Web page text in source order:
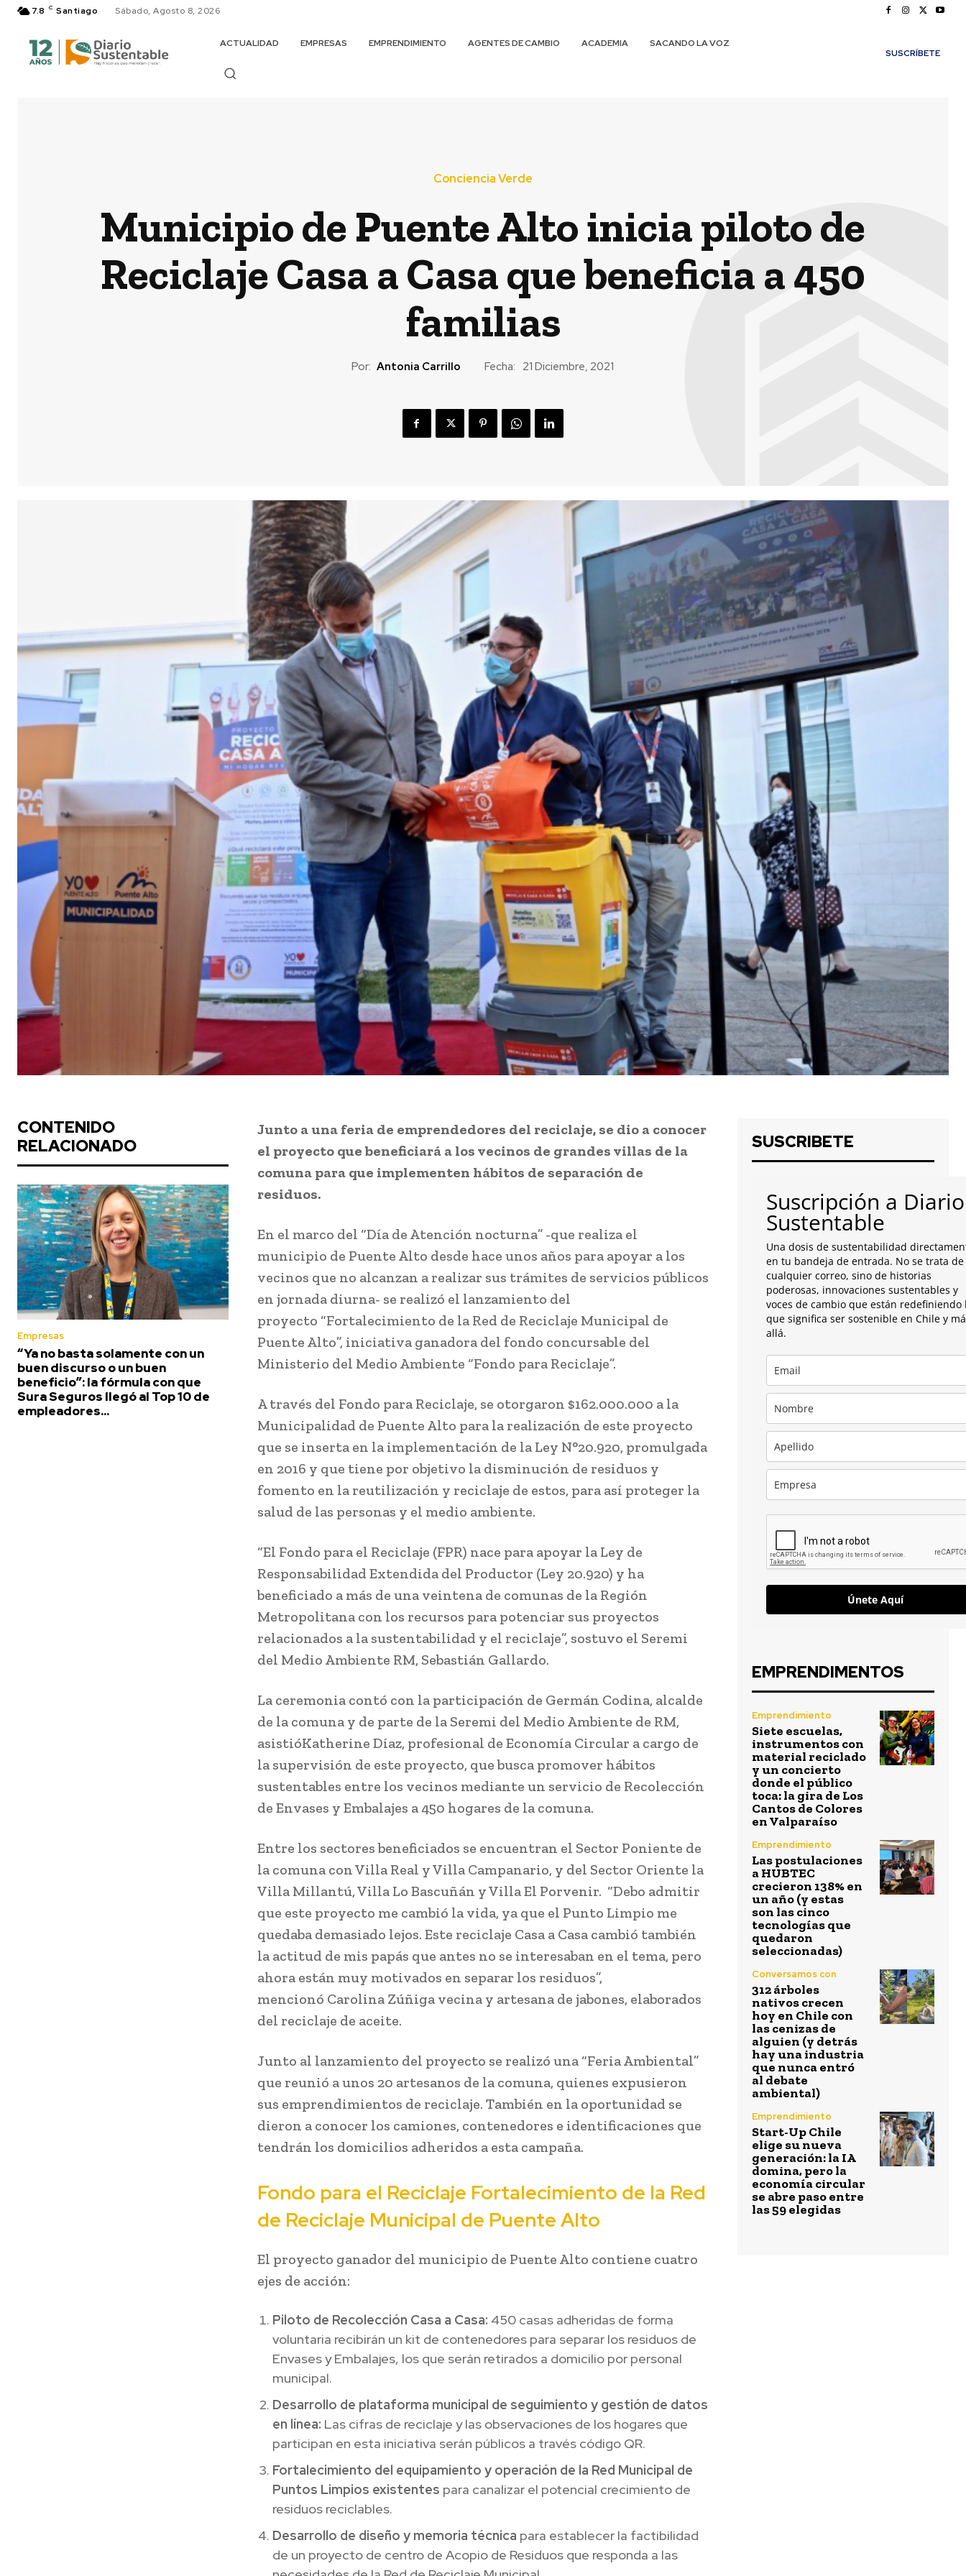
7.8 C Santiago Sábado, Agosto 8, 2026
ACTUALIDAD EMPRESAS EMPRENDIMIENTO AGENTES DE CAMBIO ACADEMIA
SACANDO LA VOZ
SUSCRÍBETE
Conciencia Verde
Municipio de Puente Alto inicia piloto de
Reciclaje Casa a Casa que beneficia a 450
familias
Por: Antonia Carrillo Fecha: 21 Diciembre, 2021
CONTENIDO
RELACIONADO
Empresas
“Ya no basta solamente con un
buen discurso o un buen
beneficio”: la fórmula con que
Sura Seguros llegó al Top 10 de
empleadores...
Junto a una feria de emprendedores del reciclaje, se dio a conocer
el proyecto que beneficiará a los vecinos de grandes villas de la
comuna para que implementen hábitos de separación de
residuos.
En el marco del “Día de Atención nocturna” -que realiza el
municipio de Puente Alto desde hace unos años para apoyar a los
vecinos que no alcanzan a realizar sus trámites de servicios públicos
en jornada diurna- se realizó el lanzamiento del
proyecto “Fortalecimiento de la Red de Reciclaje Municipal de
Puente Alto”, iniciativa ganadora del fondo concursable del
Ministerio del Medio Ambiente “Fondo para Reciclaje”.
A través del Fondo para Reciclaje, se otorgaron $162.000.000 a la
Municipalidad de Puente Alto para la realización de este proyecto
que se inserta en la implementación de la Ley N°20.920, promulgada
en 2016 y que tiene por objetivo la disminución de residuos y
fomento en la reutilización y reciclaje de estos, para así proteger la
salud de las personas y el medio ambiente.
“El Fondo para el Reciclaje (FPR) nace para apoyar la Ley de
Responsabilidad Extendida del Productor (Ley 20.920) y ha
beneficiado a más de una veintena de comunas de la Región
Metropolitana con los recursos para potenciar sus proyectos
relacionados a la sustentabilidad y el reciclaje”, sostuvo el Seremi
del Medio Ambiente RM, Sebastián Gallardo.
La ceremonia contó con la participación de Germán Codina, alcalde
de la comuna y de parte de la Seremi del Medio Ambiente de RM,
asistióKatherine Díaz, profesional de Economía Circular a cargo de
la supervisión de este proyecto, que busca promover hábitos
sustentables entre los vecinos mediante un servicio de Recolección
de Envases y Embalajes a 450 hogares de la comuna.
Entre los sectores beneficiados se encuentran el Sector Poniente de
la comuna con Villa Real y Villa Campanario, y del Sector Oriente la
Villa Millantú, Villa Lo Bascuñán y Villa El Porvenir. “Debo admitir
que este proyecto me cambió la vida, ya que el Punto Limpio me
quedaba demasiado lejos. Este reciclaje Casa a Casa cambió también
la actitud de mis papás que antes no se interesaban en el tema, pero
ahora están muy motivados en separar los residuos”,
mencionó Carolina Zúñiga vecina y artesana de jabones, elaborados
del reciclaje de aceite.
Junto al lanzamiento del proyecto se realizó una “Feria Ambiental”
que reunió a unos 20 artesanos de la comuna, quienes expusieron
sus emprendimientos de reciclaje. También en la oportunidad se
dieron a conocer los camiones, contenedores e identificaciones que
tendrán los domicilios adheridos a esta campaña.
Fondo para el Reciclaje Fortalecimiento de la Red
de Reciclaje Municipal de Puente Alto
El proyecto ganador del municipio de Puente Alto contiene cuatro
ejes de acción:
Piloto de Recolección Casa a Casa: 450 casas adheridas de forma
voluntaria recibirán un kit de contenedores para separar los residuos de
Envases y Embalajes, los que serán retirados a domicilio por personal
municipal.
Desarrollo de plataforma municipal de seguimiento y gestión de datos
en línea: Las cifras de reciclaje y las observaciones de los hogares que
participan en esta iniciativa serán públicos a través código QR.
Fortalecimiento del equipamiento y operación de la Red Municipal de
Puntos Limpios existentes para canalizar el potencial crecimiento de
residuos reciclables.
Desarrollo de diseño y memoria técnica para establecer la factibilidad
de un proyecto de centro de Acopio de Residuos que responda a las
SUSCRIBETE
Suscripción a Diario
Sustentable
Una dosis de sustentabilidad
en tu bandeja de entrada. No se trata de
cualquier correo, sino de historias
poderosas, innovaciones sustentables y
voces de cambio que están redefiniendo
que significa ser sostenible en Chile y
allá.
Únete Aquí
EMPRENDIMENTOS
Emprendimiento
Siete escuelas,
instrumentos con
material reciclado
y un concierto
donde el público
toca: la gira de Los
Cantos de Colores
en Valparaíso
Emprendimiento
Las postulaciones
a HUBTEC
crecieron 138% en
un año (y estas
son las cinco
tecnologías que
quedaron
seleccionadas)
Conversamos con
312 árboles
nativos crecen
hoy en Chile con
las cenizas de
alguien (y detrás
hay una industria
que nunca entró
al debate
ambiental)
Emprendimiento
Start-Up Chile
elige su nueva
generación: la IA
domina, pero la
economía circular
se abre paso entre
las 59 elegidas